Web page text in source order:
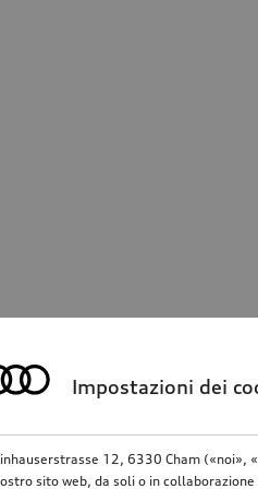
Impostazioni dei
12, 6330 Cham («noi»,
sito web, da soli o in